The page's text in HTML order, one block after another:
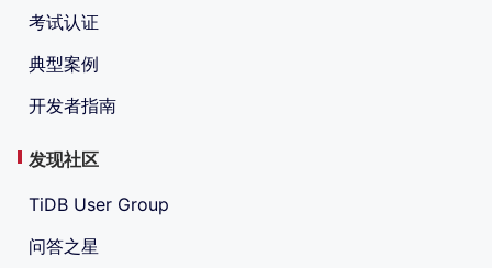
考试认证
典型案例
开发者指南
发现社区
TiDB User Group
问答之星